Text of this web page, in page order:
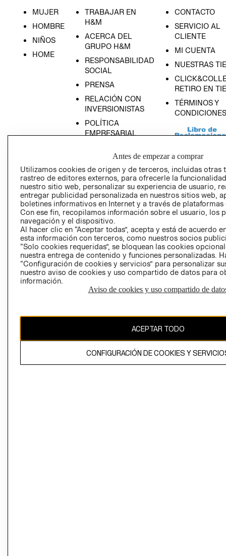
MUJER
HOMBRE
NIÑOS
HOME
TRABAJAR EN
H&M
ACERCA DEL
GRUPO H&M
RESPONSABILIDAD
SOCIAL
PRENSA
RELACIÓN CON
INVERSIONISTAS
POLÍTICA
EMPRESARIAL
CONTACTO
SERVICIO AL
CLIENTE
MI CUENTA
NUESTRAS
RETIRO EN
TÉRMINOS Y
CONDICIONES
AVISO DE
PRIVACIDAD
GIFT CARD
El contenido de esta página web está protegido por copyright y es
Antes de empezar a comprar
Utilizamos cookies de origen y de terceros, incluidas otras
rastreo de editores externos, para ofrecerle la
nuestro sitio web, personalizar su experiencia de usuario,
entregar publicidad personalizada en nuestros sitios web,
boletines informativos en Internet y a través de plataformas
Con ese fin, recopilamos información sobre el usuario, los
navegación y el dispositivo.
Al hacer clic en “Aceptar todas”, acepta y está de acuerdo
esta información con terceros, como nuestros socios
“Solo cookies requeridas”, se bloquean las cookies
nuestra entrega de contenido y funciones personalizadas.
“Configuración de cookies y servicios” para personalizar
nuestro aviso de cookies y uso compartido de datos para
información.
Aviso de cookies y uso compartido de
ACEPTAR TODO
CONFIGURACIÓN DE COOKIES Y